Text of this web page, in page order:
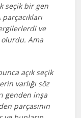
seçik bir gen
ve
Ama
açık seçik
varlığı söz
genden inşa
parçasının